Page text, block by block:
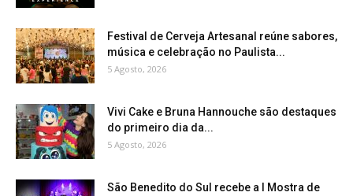
Festival de Cerveja Artesanal reúne sabores,
música e celebração no Paulista...
5 Agosto, 2026
Vivi Cake e Bruna Hannouche são destaques
do primeiro dia da...
5 Agosto, 2026
São Benedito do Sul recebe a I Mostra de